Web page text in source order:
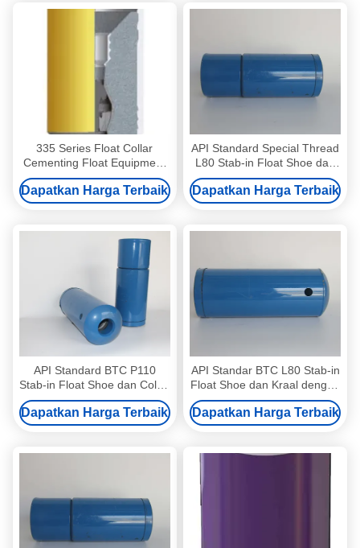
335 Series Float Collar
Cementing Float Equipment
Drilling PDC
Dapatkan Harga Terbaik
API Standard Special Thread
L80 Stab-in Float Shoe dan
Collar dengan 193.68mm OD
Dapatkan Harga Terbaik
API Standard BTC P110
Stab-in Float Shoe dan Collar
dengan 193.68mm OD
Dapatkan Harga Terbaik
API Standar BTC L80 Stab-in
Float Shoe dan Kraal dengan
193.68mm OD
Dapatkan Harga Terbaik